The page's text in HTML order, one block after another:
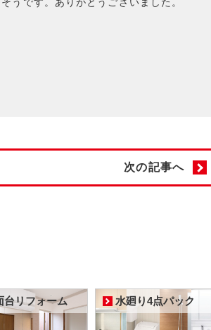
うです。ありがとうございました。
次の記事へ
台リフォーム 水廻り4点パック